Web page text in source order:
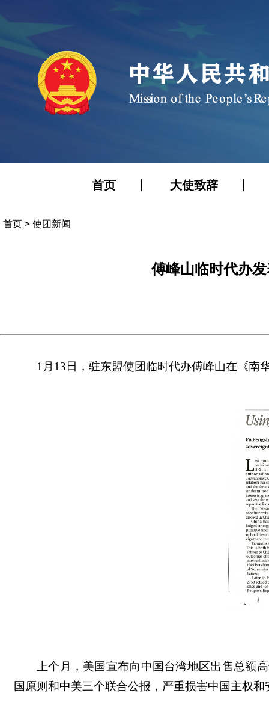
首页 大使致辞
首页 > 使团新闻
傅峰山临时代办
1月13日，驻东盟使团临时代办傅峰山在《
上个月，美国宣布向中国台湾地区出售总额
国原则和中美三个联合公报，严重损害中国主权